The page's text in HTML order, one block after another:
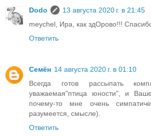
Dodo
13 августа 2020 г. в 21:45
meychel, Ира, как здОрово!!!
Ответить
Семён 14 августа 2020 г. в 01:10
Всегда готов рассыпать
уважаемая"птица юности", и
почему-то мне очень
разумеется, смысле).
Ответить